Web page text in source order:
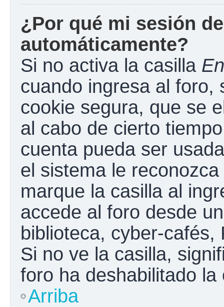
¿Por qué mi sesión
automáticamente?
Si no activa la casilla
cuando ingresa al foro,
cookie segura, que se
al cabo de cierto
cuenta pueda ser
el sistema le
marque la casilla al
accede al foro desde
biblioteca, cyber-
Si no ve la casilla,
foro ha deshabilitado la
Arriba